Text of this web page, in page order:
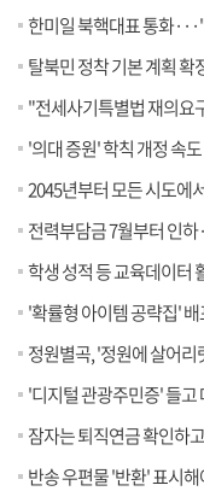
한미일 북핵대표 통화···"
탈북민 정착 기본 계획
"전세사기특별법 재의요
'의대 증원' 학칙 개정 속
2045년부터 모든 시도에
전력부담금 7월부터 인
학생 성적 등 교육데이터
'확률형 아이템 공략집' 배
정원별곡, '정원에 살어리랏
'디지털 관광주민증' 들
잠자는 퇴직연금 확인하
반송 우편물 '반환' 표시